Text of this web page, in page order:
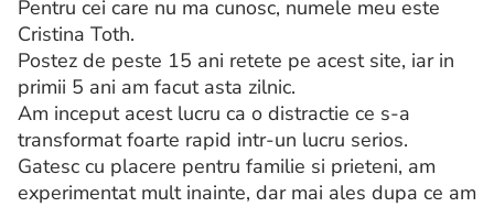
Pentru cei care nu ma cunosc, numele meu este
Cristina Toth.
Postez de peste 15 ani retete pe acest site, iar in
primii 5 ani am facut asta zilnic.
Am inceput acest lucru ca o distractie ce s-a
transformat foarte rapid intr-un lucru serios.
Gatesc cu placere pentru familie si prieteni, am
experimentat mult inainte, dar mai ales dupa ce am